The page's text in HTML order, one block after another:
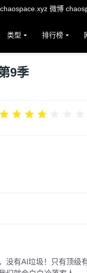
微博
类型 排行榜
9季
没有AI垃圾！只有顶